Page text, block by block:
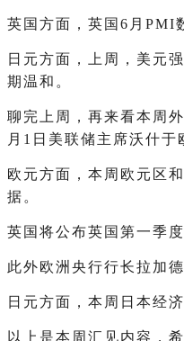
英国方面，英国6月PMI
日元方面，上周，美元
期温和。
聊完上周，再来看本周
月1日美联储主席沃什
欧元方面，本周欧元区
据。
英国将公布英国第一季
此外欧洲央行行长拉加
日元方面，本周日本经
以上是本周汇见内容，